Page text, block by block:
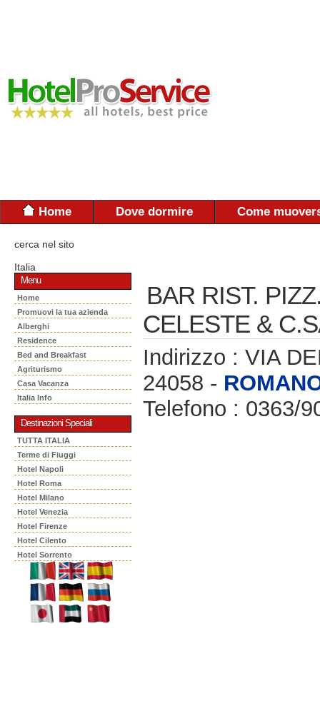
Home Dove dormire Come
cerca nel sito
Italia
Menu
Home
Promuovi la tua azienda
Alberghi
Residence
Bed and Breakfast
Agriturismo
Casa Vacanza
Italia Info
Destinazioni Speciali
TUTTA ITALIA
Terme di Fiuggi
Hotel Napoli
Hotel Roma
Hotel Milano
Hotel Venezia
Hotel Firenze
Hotel Cilento
Hotel Sorrento
BAR RIST.
CELESTE &
Indirizzo : VIA
24058 -
Telefono : 0363/